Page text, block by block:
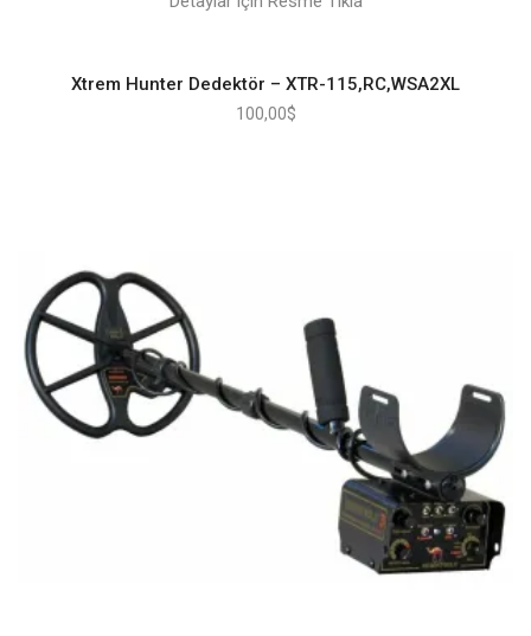
Xtrem Hunter Dedektör – XTR-115,RC,WSA2XL
100,00$